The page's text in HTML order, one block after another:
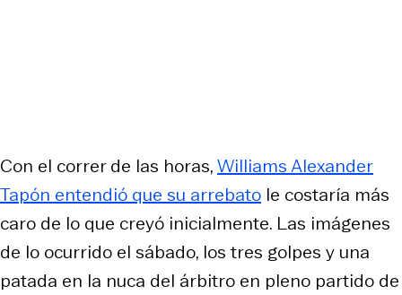
Con el correr de las horas,Williams Alexander
Tapón entendió que su arrebato le costaría más
caro de lo que creyó inicialmente. Las imágenes
de lo ocurrido el sábado, los tres golpes y una
patada en la nuca del árbitro en pleno partido de